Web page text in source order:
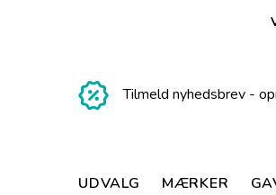
Tilmeld nyhedsbrev -
UDVALG MÆRKER